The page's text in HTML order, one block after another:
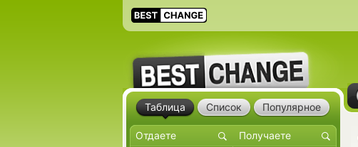
Таблица Список Популярное